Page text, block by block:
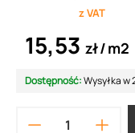
z VAT
15,53 zł m2
Dostępność:Wysyłka w